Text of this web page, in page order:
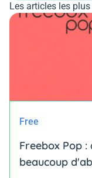
Les articles les
Free
Freebox Pop
beaucoup